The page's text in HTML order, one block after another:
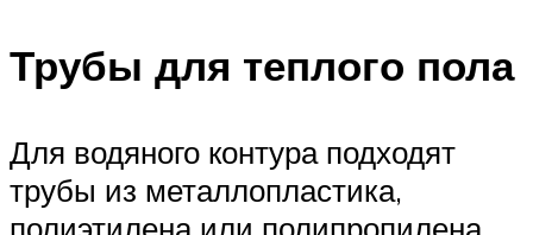
Трубы для теплого пола
Для водяного контура подходят
трубы из металлопластика,